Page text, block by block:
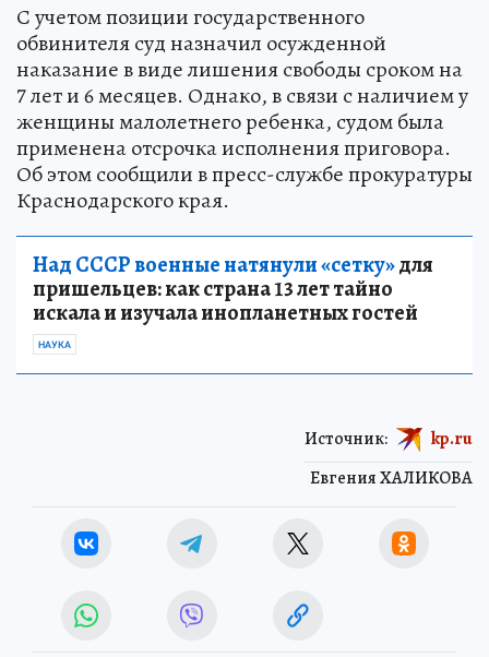
С учетом позиции государственного
обвинителя суд назначил осужденной
наказание в виде лишения свободы сроком на
7 лет и 6 месяцев. Однако, в связи с наличием у
женщины малолетнего ребенка, судом была
применена отсрочка исполнения приговора.
Об этом сообщили в пресс-службе прокуратуры
Краснодарского края.
Над СССР военные натянули «сетку»для
пришельцев: как страна 13 лет тайно
искала и изучала инопланетных гостей
НАУКА
Евгения ХАЛИКОВА
Источник: kp.ru